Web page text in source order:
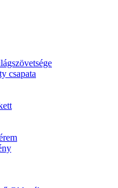
csapata